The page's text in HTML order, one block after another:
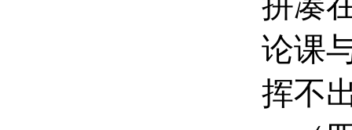
论课
挥不